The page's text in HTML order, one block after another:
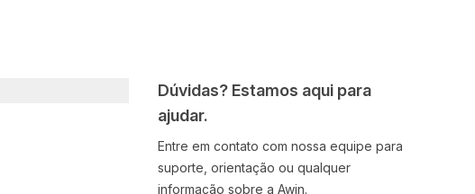
Dúvidas? Estamos aqui para
ajudar.
Entre em contato com nossa equipe para
suporte, orientação ou qualquer
informação sobre a Awin.